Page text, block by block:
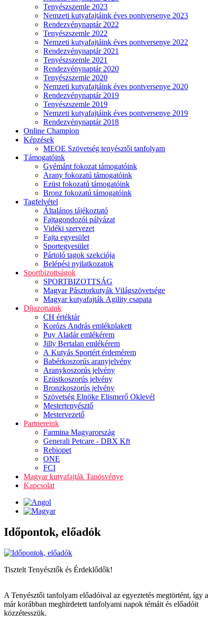
Tenyészszemle 2023
Nemzeti kutyafajtáink éves pontversenye 2023
Rendezvénynaptár 2022
Tenyészszemle 2022
Nemzeti kutyafajtáink éves pontversenye 2022
Rendezvénynaptár 2021
Tenyészszemle 2021
Rendezvénynaptár 2020
Tenyészszemle 2020
Nemzeti kutyafajtáink éves pontversenye 2020
Rendezvénynaptár 2019
Tenyészszemle 2019
Nemzeti kutyafajtáink éves pontversenye 2019
Rendezvénynaptár 2018
Online Champion
Képzések
MEOE Szövetség tenyésztői tanfolyam
Támogatóink
Gyémánt fokozat támogatóink
Arany fokozatú támogatóink
Ezüst fokozatú támogatóink
Bronz fokozatú támogatóink
Tagfelvétel
Általános tájékoztató
Fajtagondozói pályázat
Vidéki szervezet
Fajta egyesület
Sportegyesület
Pártoló tagok szekciója
Belépési nyilatkozatok
Sportbizottságok
SPORTBIZOTTSÁG
Magyar Pásztorkutyák Világszövetsége
Magyar kutyafajták Agility csapata
Díjazottaink
CH értéktár
Korózs András emlékplakett
Puy Aladár emlékérem
Jilly Bertalan emlékérem
A Kutyás Sportért érdemérem
Babérkoszorús aranyjelvény
Aranykoszorús jelvény
Ezüstkoszorús jelvény
Bronzkoszorús jelvény
Szövetség Elnöke Elismerő Oklevél
Mestertenyésztő
Mestervezető
Partnereink
Farmina Magyarország
Generali Petcare - DBX Kft
Rebiopet
ONE
FCI
Magyar kutyafajták Tanösvénye
Kapcsolat
Időpontok, előadók
Tisztelt Tenyésztők és Érdeklődők!
A Tenyésztői tanfolyam előadóival az egyeztetés megtörtént, így a
már korábban meghirdetett tanfolyami napok témáit és előadóit
közzétesszük.